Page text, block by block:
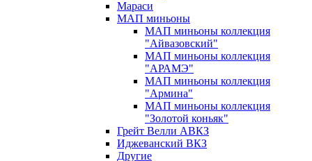
Мараси
МАП миньоны
МАП миньоны коллекция
"Айвазовский"
МАП миньоны коллекция
"АРАМЭ"
МАП миньоны коллекция
"Армина"
МАП миньоны коллекция
"Золотой коньяк"
Грейт Велли АВКЗ
Иджеванский ВКЗ
Другие